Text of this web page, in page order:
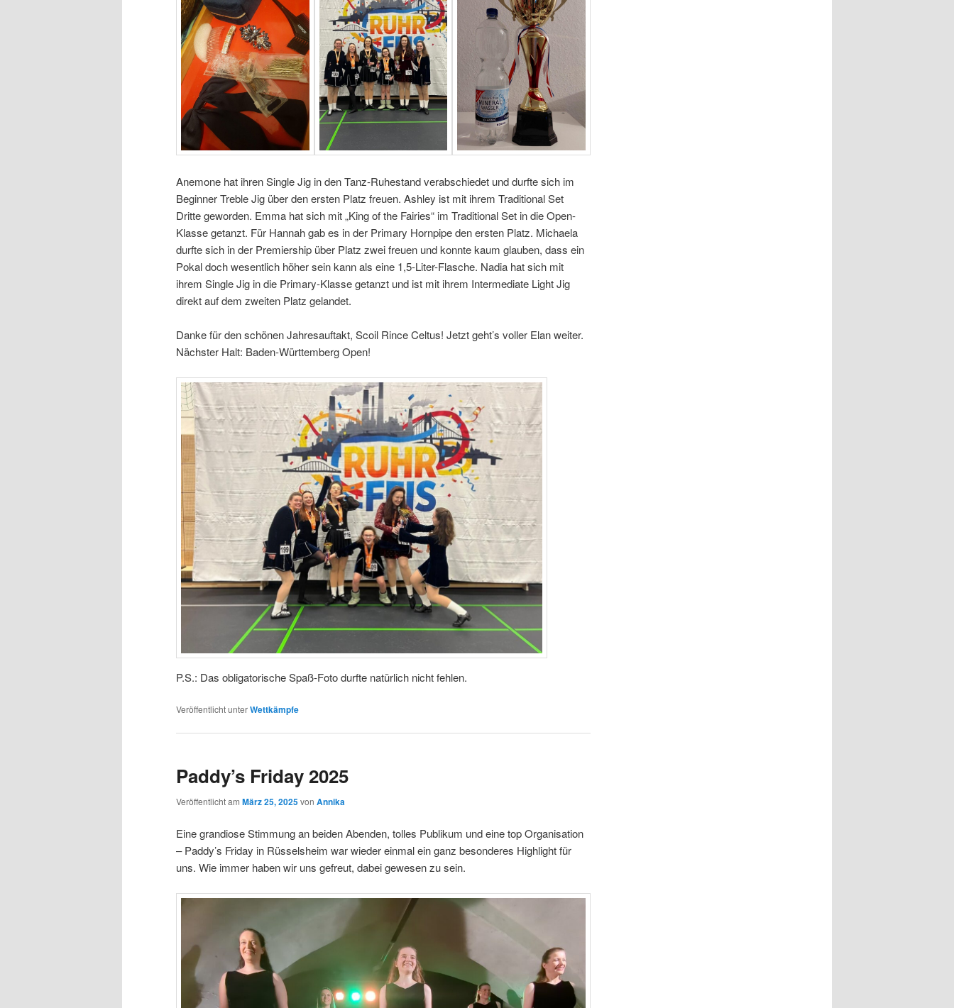
Anemone hat ihren Single Jig in den Tanz-Ruhestand verabschiedet und durfte sich im
Beginner Treble Jig über den ersten Platz freuen. Ashley ist mit ihrem Traditional Set
Dritte geworden. Emma hat sich mit „King of the Fairies“ im Traditional Set in die Open-
Klasse getanzt. Für Hannah gab es in der Primary Hornpipe den ersten Platz. Michaela
durfte sich in der Premiership über Platz zwei freuen und konnte kaum glauben, dass ein
Pokal doch wesentlich höher sein kann als eine 1,5-Liter-Flasche. Nadia hat sich mit
ihrem Single Jig in die Primary-Klasse getanzt und ist mit ihrem Intermediate Light Jig
direkt auf dem zweiten Platz gelandet.
Danke für den schönen Jahresauftakt, Scoil Rince Celtus! Jetzt geht’s voller Elan weiter.
Nächster Halt: Baden-Württemberg Open!
P.S.: Das obligatorische Spaß-Foto durfte natürlich nicht fehlen.
Veröffentlicht unterWettkämpfe
Paddy’s Friday 2025
Veröffentlicht am März 25, 2025von Annika
Eine grandiose Stimmung an beiden Abenden, tolles Publikum und eine top Organisation
– Paddy’s Friday in Rüsselsheim war wieder einmal ein ganz besonderes Highlight für
uns. Wie immer haben wir uns gefreut, dabei gewesen zu sein.